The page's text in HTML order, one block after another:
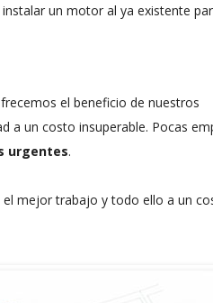
un motor al ya existente
el beneficio de nuestros
a un costo insuperable. Pocas
urgentes.
mejor trabajo y todo ello a un